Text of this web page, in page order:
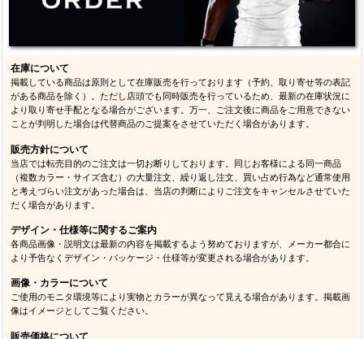
在庫について
掲載している商品は原則として在庫販売を行っております（予約、取り寄せ等の表記
がある商品を除く）。ただし店頭でも同時販売を行っているため、最新の在庫状況に
より取り寄せ手配となる場合がございます。万一、ご注文後に商品をご用意できない
ことが判明した場合は代替商品のご提案をさせていただく場合があります。
販売方針について
当店では転売目的のご注文は一切お断りしております。同じお客様による同一商品
（複数カラー・サイズ含む）の大量注文、繰り返し注文、買い占め行為など通常使用
と考えづらい注文があった場合は、当店の判断によりご注文をキャンセルさせていた
だく場合があります。
デザイン・仕様等に関するご案内
各商品画像・説明文は最新の内容を掲載するよう努めておりますが、メーカー都合に
より予告なくデザイン・パッケージ・仕様等が変更される場合があります。
画像・カラーについて
ご使用のモニタ環境等により実物とカラーが異なって見える場合があります。掲載画
像はイメージとしてご覧ください。
販売価格について